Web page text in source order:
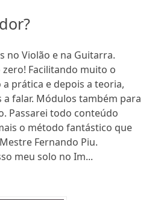
no Violão e na Guitarra.
Facilitando muito o
prática e depois a teoria,
falar. Módulos também para
Passarei todo conteúdo
o método fantástico que
Fernando Piu.
meu solo no Im...